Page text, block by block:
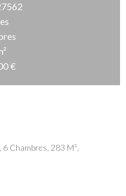
€
Chambres, 283 M²,